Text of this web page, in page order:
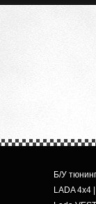
Б/У
LADA 4x4